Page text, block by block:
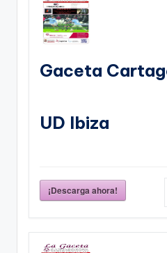
Gaceta
UD Ibiza
¡Descarga ahora!